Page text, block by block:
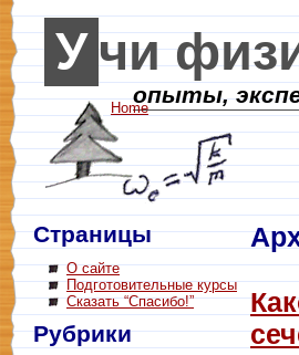
Страницы
О сайте
Подготовительные курсы
Сказать “Спасибо!”
Рубрики
Учи
опыты,
Home